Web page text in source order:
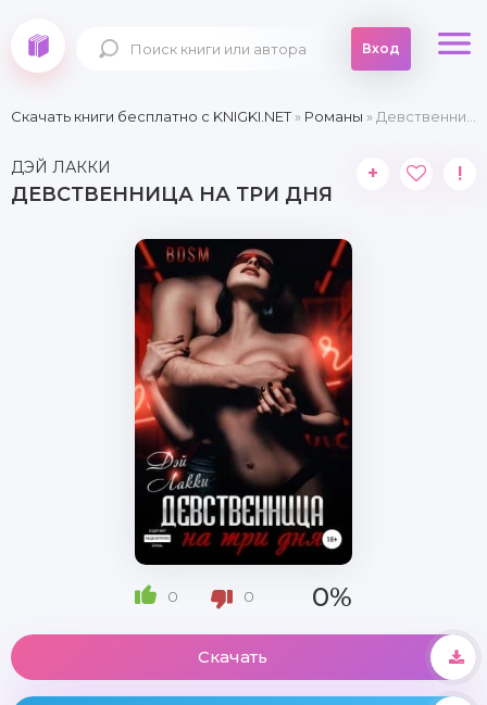
Вход
Скачать книги бесплатно c KNIGKI.NET» Романы » Девственница на три дня
ДЭЙ ЛАККИ
ДЕВСТВЕННИЦА НА ТРИ ДНЯ
+ !
0 0 0%
Скачать